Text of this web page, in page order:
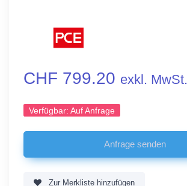
CHF 799.20 exkl. MwSt.
Verfügbar: Auf Anfrage
Zur Merkliste hinzufügen